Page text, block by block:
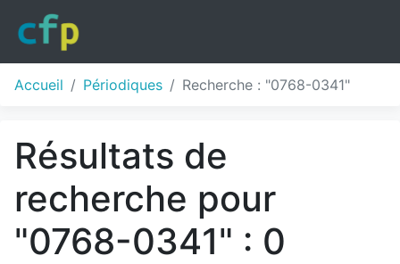
Accueil Périodiques Recherche : "0768-0341"
Résultats de
recherche pour
"0768-0341" : 0